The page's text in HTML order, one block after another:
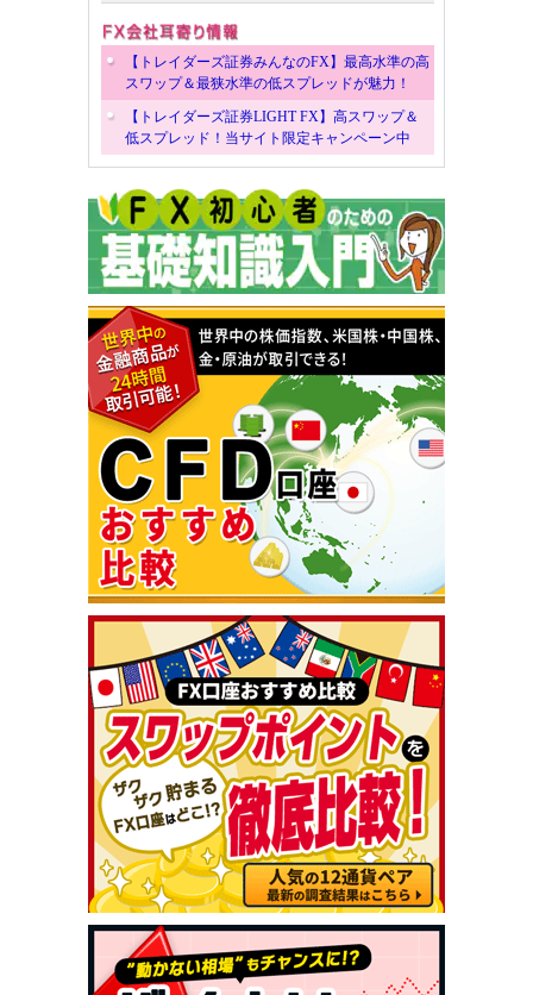
【トレイダーズ証券みんなのFX】最高水準の高
スワップ＆最狭水準の低スプレッドが魅力！
【トレイダーズ証券LIGHT FX】高スワップ＆
低スプレッド！当サイト限定キャンペーン中